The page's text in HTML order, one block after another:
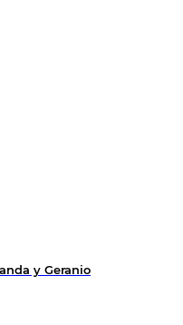
y Geranio